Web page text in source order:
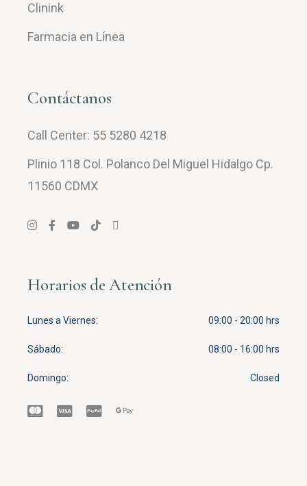
Clinink
Farmacia en Línea
Contáctanos
Call Center: 55 5280 4218
Plinio 118 Col. Polanco Del Miguel Hidalgo Cp.
11560 CDMX
Horarios de Atención
Lunes a Viernes 09:00 - 20:00 hrs
Sábado 08:00 - 16:00 hrs
Domingo Closed